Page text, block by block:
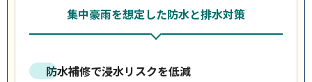
集中豪雨を想定した防水と排水対策
防水補修で浸水リスクを低減